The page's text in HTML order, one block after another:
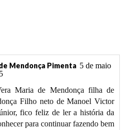
Mendonça Pimenta 5 de maio
Maria de Mendonça filha de
Filho neto de Manoel Victor
fico feliz de ler a história da
para continuar fazendo bem